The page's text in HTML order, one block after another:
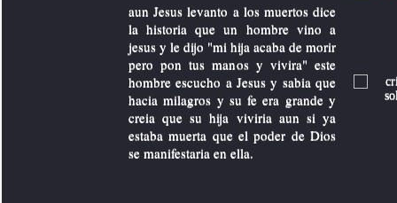
aun Jesus levanto a los muertos dice
la historia que un hombre vino a
jesus y le dijo "mi hija acaba de morir
pero pon tus manos y vivira" este
hombre escucho a Jesus y sabia que
hacia milagros y su fe era grande y
creia que su hija viviria aun si ya
estaba muerta que el poder de Dios
se manifestaria en ella.